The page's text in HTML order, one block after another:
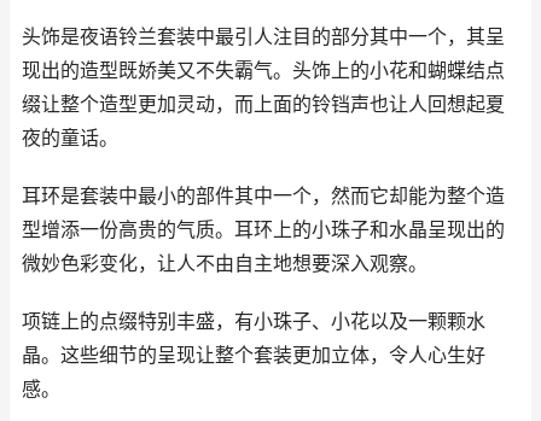
头饰是夜语铃兰套装中最引人注目的部分其中一个，其呈
现出的造型既娇美又不失霸气。头饰上的小花和蝴蝶结点
缀让整个造型更加灵动，而上面的铃铛声也让人回想起夏
夜的童话。
耳环是套装中最小的部件其中一个，然而它却能为整个造
型增添一份高贵的气质。耳环上的小珠子和水晶呈现出的
微妙色彩变化，让人不由自主地想要深入观察。
项链上的点缀特别丰盛，有小珠子、小花以及一颗颗水
晶。这些细节的呈现让整个套装更加立体，令人心生好
感。